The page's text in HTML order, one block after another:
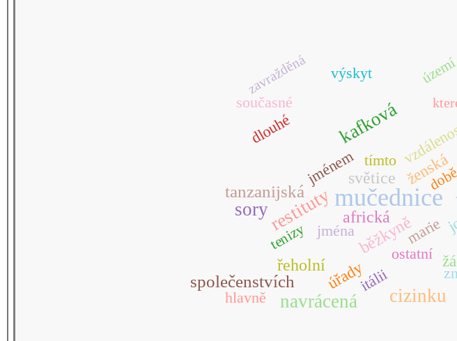
mučednice
cizinku
kafková
navrácená
restituty
sory
společenstvích
tanzanijská
africká
běžkyně
světice
řeholníúřady
ženská
dlouhé
hlavně
itálii
jména
jménem
marie
ostatní
současné
tímto
výskyt
době
tenizy
území
zavražděná